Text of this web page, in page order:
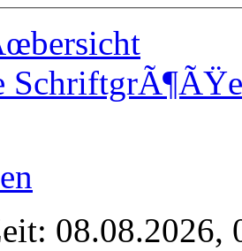
SchriftgrÃ¶ÃŸe
08.08.2026,